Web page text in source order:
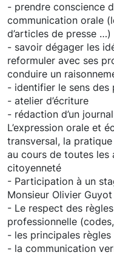
- prendre conscience
communication orale
d’articles de presse …)
- savoir dégager les
reformuler avec ses
conduire un
- identifier le sens des
- atelier d’écriture
- rédaction d’un journal
L’expression orale et
transversal, la
au cours de toutes les
citoyenneté
- Participation à un
Monsieur Olivier Guyot
- Le respect des
professionnelle
- les principales
- la communication